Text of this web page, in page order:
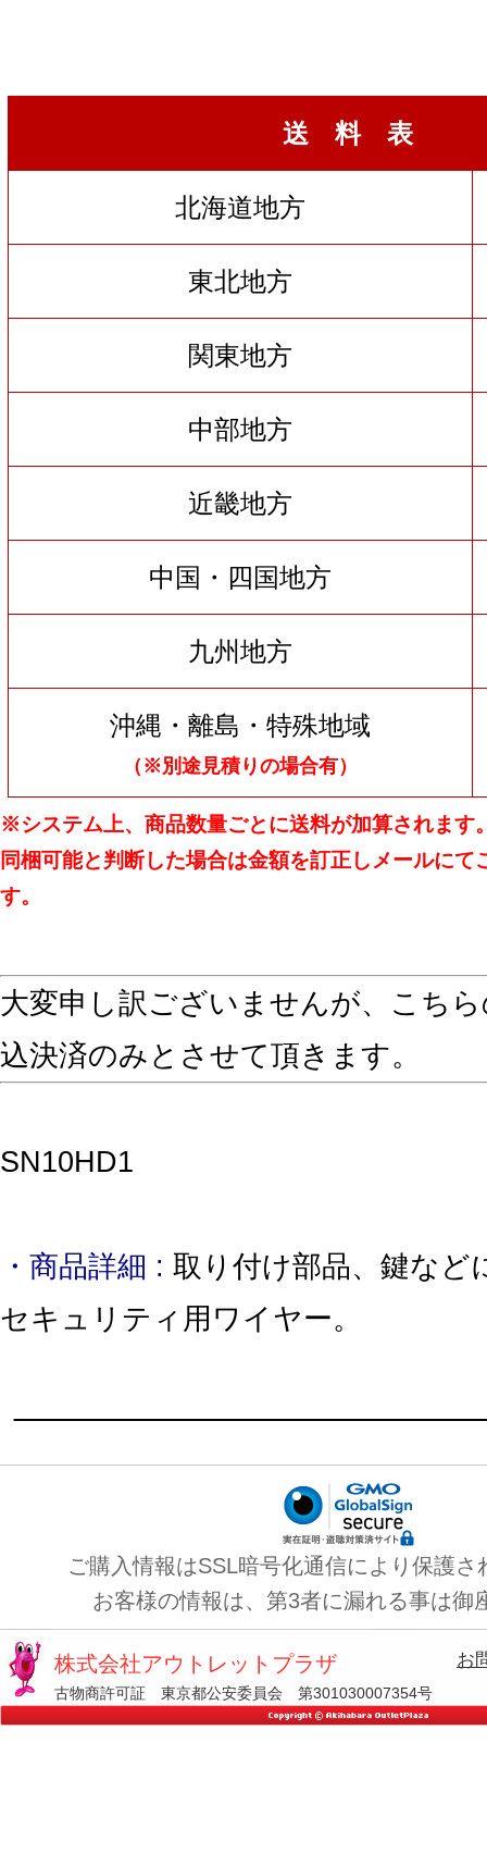
送 料 表
北海道地方
東北地方
関東地方
中部地方
近畿地方
中国・四国地方
九州地方
沖縄・離島・特殊地域
（※別途見積りの場合有）
※システム上、商品数量ごとに送料が加算されます
同梱可能と判断した場合は金額を訂正しメールにて
す。
大変申し訳ございませんが、こち
込決済のみとさせて頂きます。
SN10HD1
・商品詳細 : 取り付け部品、鍵など
セキュリティ用ワイヤー。
ご購入情報はSSL暗号化通信により保護さ
お客様の情報は、第3者に漏れる事は御
株式会社アウトレットプラザ
古物商許可証 東京都公安委員会 第301030007354号
お